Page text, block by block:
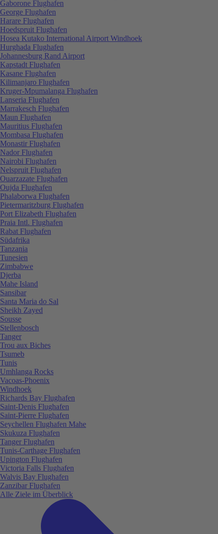
Gaborone Flughafen
George Flughafen
Harare Flughafen
Hoedspruit Flughafen
Hosea Kutako International Airport Windhoek
Hurghada Flughafen
Johannesburg Rand Airport
Kapstadt Flughafen
Kasane Flughafen
Kilimanjaro Flughafen
Kruger-Mpumalanga Flughafen
Lanseria Flughafen
Marrakesch Flughafen
Maun Flughafen
Mauritius Flughafen
Mombasa Flughafen
Monastir Flughafen
Nador Flughafen
Nairobi Flughafen
Nelspruit Flughafen
Ouarzazate Flughafen
Oujda Flughafen
Phalaborwa Flughafen
Pietermaritzburg Flughafen
Port Elizabeth Flughafen
Praia Intl. Flughafen
Rabat Flughafen
Südafrika
Tanzania
Tunesien
Zimbabwe
Djerba
Mahe Island
Sansibar
Santa Maria do Sal
Sheikh Zayed
Sousse
Stellenbosch
Tanger
Trou aux Biches
Tsumeb
Tunis
Umhlanga Rocks
Vacoas-Phoenix
Windhoek
Richards Bay Flughafen
Saint-Denis Flughafen
Saint-Pierre Flughafen
Seychellen Flughafen Mahe
Skukuza Flughafen
Tanger Flughafen
Tunis-Carthage Flughafen
Upington Flughafen
Victoria Falls Flughafen
Walvis Bay Flughafen
Zanzibar Flughafen
Alle Ziele im Überblick